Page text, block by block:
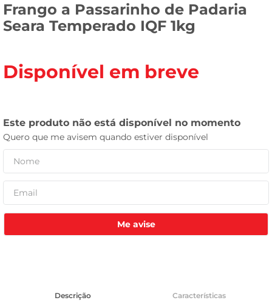
Frango a Passarinho de Padaria
Seara Temperado IQF 1kg
Disponível em breve
Me avise
Descrição Características
café
cerveja
vinho
leite pó